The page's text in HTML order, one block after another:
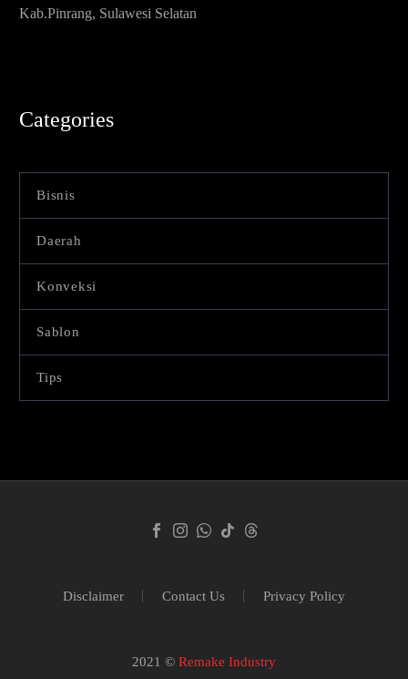
Kab.Pinrang, Sulawesi Selatan
Categories
Bisnis
Daerah
Konveksi
Sablon
Tips
Disclaimer Contact Us Privacy Policy
2021 © Remake Industry